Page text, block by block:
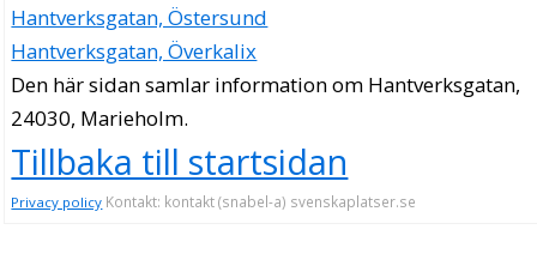
Hantverksgatan, Östersund
Hantverksgatan, Överkalix
Den här sidan samlar information om Hantverksgatan,
24030, Marieholm.
Tillbaka till startsidan
Privacy policy Kontakt: kontakt (snabel-a) svenskaplatser.se